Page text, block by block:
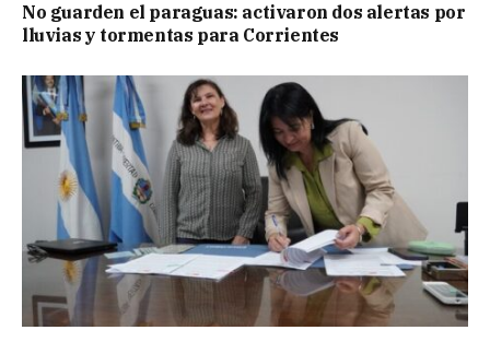
No guarden el paraguas: activaron dos alertas por
lluvias y tormentas para Corrientes